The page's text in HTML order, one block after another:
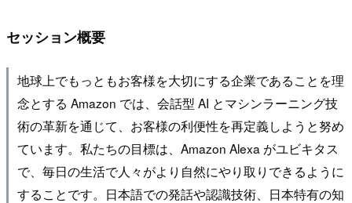
セッション概要
地球上でもっともお客様を大切にする企業であることを理
念とする Amazon では、会話型 AI とマシンラーニング技
術の革新を通じて、お客様の利便性を再定義しようと努め
ています。私たちの目標は、Amazon Alexa がユビキタス
で、毎日の生活で人々がより自然にやり取りできるように
することです。日本語での発話や認識技術、日本特有の知